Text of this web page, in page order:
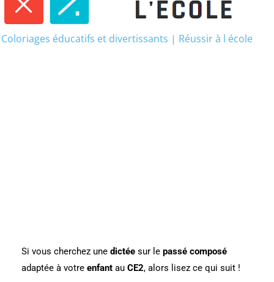
Coloriages éducatifs et divertissants | Réussir à l école
Si vous cherchez une dictée sur le passé composé
adaptée à votre enfant au CE2, alors lisez ce qui suit !